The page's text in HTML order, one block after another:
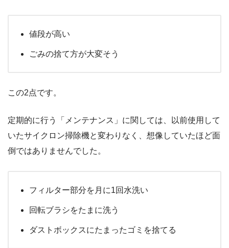
値段が高い
ごみの捨て方が大変そう
この2点です。
定期的に行う「メンテナンス」に関しては、以前使用して
いたサイクロン掃除機と変わりなく、想像していたほど面
倒ではありませんでした。
フィルター部分を月に1回水洗い
回転ブラシをたまに洗う
ダストボックスにたまったゴミを捨てる